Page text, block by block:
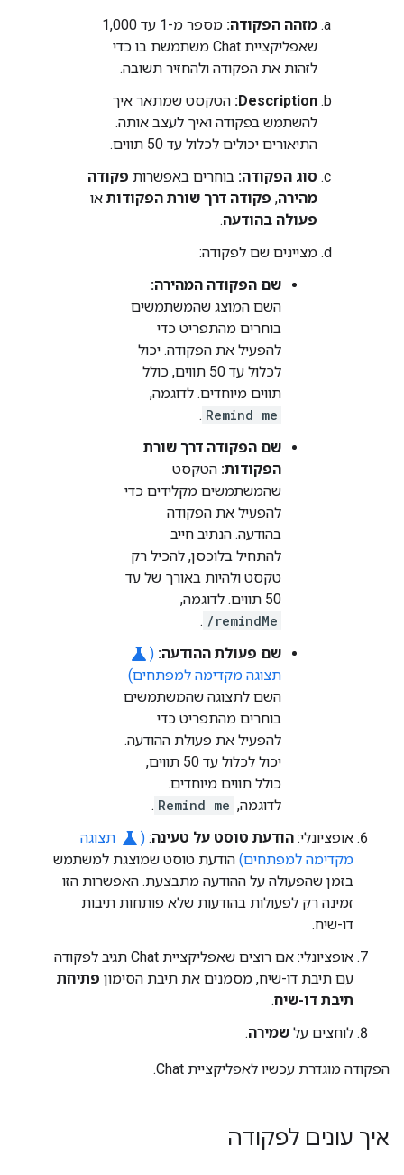
מזהה הפקודה:
מספר מ-1 עד 1,000
שאפליקציית Chat משתמשת בו כדי
לזהות את הפקודה ולהחזיר תשובה.
Description: הטקסט שמתאר איך
להשתמש בפקודה ואיך לעצב אותה.
התיאורים יכולים לכלול עד 50 תווים.
סוג הפקודה: בוחרים באפשרות פקודה
מהירה, פקודה דרך שורת הפקודות או
פעולה בהודעה.
מציינים שם לפקודה:
שם הפקודה המהירה:
השם המוצג שהמשתמשים
בוחרים מהתפריט כדי
להפעיל את הפקודה. יכול
לכלול עד 50 תווים, כולל
תווים מיוחדים. לדוגמה,
Remind me
.
שם הפקודה דרך שורת
הפקודות: הטקסט
שהמשתמשים מקלידים כדי
להפעיל את הפקודה
בהודעה. הנתיב חייב
להתחיל בלוכסן, להכיל רק
טקסט ולהיות באורך של עד
50 תווים. לדוגמה,
/remindMe
.
שם פעולת ההודעה: (
science
תצוגה מקדימה למפתחים)
השם לתצוגה שהמשתמשים
בוחרים מהתפריט כדי
להפעיל את פעולת ההודעה.
יכול לכלול עד 50 תווים,
כולל תווים מיוחדים.
לדוגמה, Remind me
.
אופציונלי: הודעת טוסט על טעינה:
(
science תצוגה
מקדימה למפתחים) הודעת טוסט שמוצגת למשתמש
בזמן שהפעולה על ההודעה מתבצעת. האפשרות הזו
זמינה רק לפעולות בהודעות שלא פותחות תיבות
דו-שיח.
אופציונלי: אם רוצים שאפליקציית Chat תגיב לפקודה
עם תיבת דו-שיח, מסמנים את תיבת הסימון פתיחת
תיבת דו-שיח.
לוחצים על שמירה.
הפקודה מוגדרת עכשיו לאפליקציית Chat.
איך עונים לפקודה